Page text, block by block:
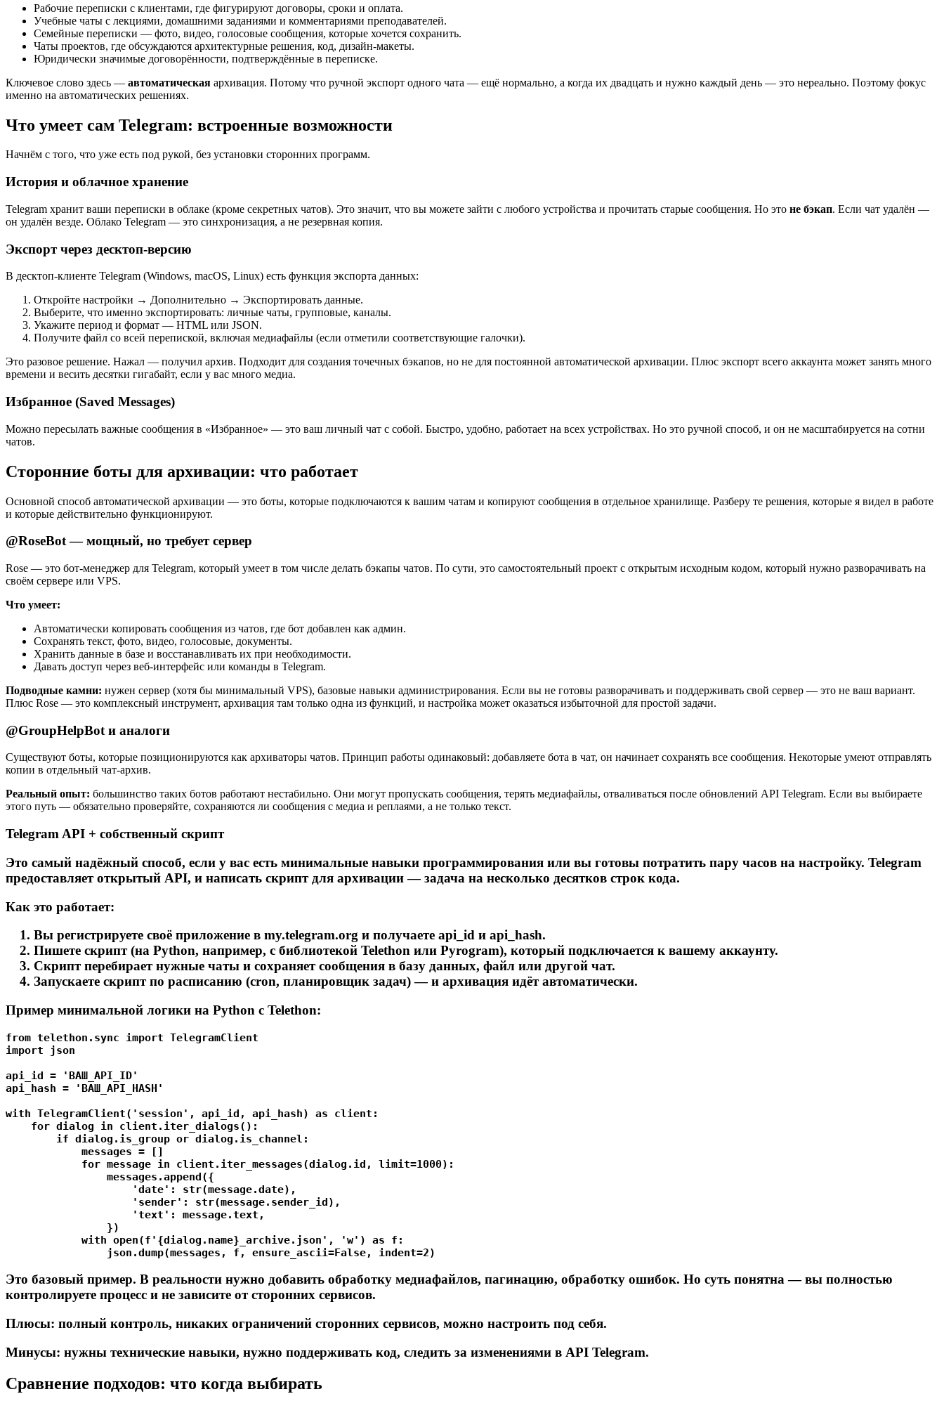
Рабочие переписки с клиентами, где фигурируют договоры, сроки и оплата.
Учебные чаты с лекциями, домашними заданиями и комментариями преподавателей.
Семейные переписки — фото, видео, голосовые сообщения, которые хочется сохранить.
Чаты проектов, где обсуждаются архитектурные решения, код, дизайн-макеты.
Юридически значимые договорённости, подтверждённые в переписке.
Ключевое слово здесь — автоматическая архивация. Потому что ручной экспорт одного чата — ещё нормально, а когда их двадцать и нужно каждый день — это нереально. Поэтому фокус
именно на автоматических решениях.
Что умеет сам Telegram: встроенные возможности
Начнём с того, что уже есть под рукой, без установки сторонних программ.
История и облачное хранение
Telegram хранит ваши переписки в облаке (кроме секретных чатов). Это значит, что вы можете зайти с любого устройства и прочитать старые сообщения. Но это не бэкап. Если чат удалён —
он удалён везде. Облако Telegram — это синхронизация, а не резервная копия.
Экспорт через десктоп-версию
В десктоп-клиенте Telegram (Windows, macOS, Linux) есть функция экспорта данных:
Откройте настройки → Дополнительно → Экспортировать данные.
Выберите, что именно экспортировать: личные чаты, групповые, каналы.
Укажите период и формат — HTML или JSON.
Получите файл со всей перепиской, включая медиафайлы (если отметили соответствующие галочки).
Это разовое решение. Нажал — получил архив. Подходит для создания точечных бэкапов, но не для постоянной автоматической архивации. Плюс экспорт всего аккаунта может занять много
времени и весить десятки гигабайт, если у вас много медиа.
Избранное (Saved Messages)
Можно пересылать важные сообщения в «Избранное» — это ваш личный чат с собой. Быстро, удобно, работает на всех устройствах. Но это ручной способ, и он не масштабируется на сотни
чатов.
Сторонние боты для архивации: что работает
Основной способ автоматической архивации — это боты, которые подключаются к вашим чатам и копируют сообщения в отдельное хранилище. Разберу те решения, которые я видел в работе
и которые действительно функционируют.
@RoseBot — мощный, но требует сервер
Rose — это бот-менеджер для Telegram, который умеет в том числе делать бэкапы чатов. По сути, это самостоятельный проект с открытым исходным кодом, который нужно разворачивать на
своём сервере или VPS.
Что умеет:
Автоматически копировать сообщения из чатов, где бот добавлен как админ.
Сохранять текст, фото, видео, голосовые, документы.
Хранить данные в базе и восстанавливать их при необходимости.
Давать доступ через веб-интерфейс или команды в Telegram.
Подводные камни: нужен сервер (хотя бы минимальный VPS), базовые навыки администрирования. Если вы не готовы разворачивать и поддерживать свой сервер — это не ваш вариант.
Плюс Rose — это комплексный инструмент, архивация там только одна из функций, и настройка может оказаться избыточной для простой задачи.
@GroupHelpBot и аналоги
Существуют боты, которые позиционируются как архиваторы чатов. Принцип работы одинаковый: добавляете бота в чат, он начинает сохранять все сообщения. Некоторые умеют отправлять
копии в отдельный чат-архив.
Реальный опыт: большинство таких ботов работают нестабильно. Они могут пропускать сообщения, терять медиафайлы, отваливаться после обновлений API Telegram. Если вы выбираете
этого путь — обязательно проверяйте, сохраняются ли сообщения с медиа и реплаями, а не только текст.
Telegram API + собственный скрипт
Это самый надёжный способ, если у вас есть минимальные навыки программирования или вы готовы потратить пару часов на настройку. Telegram
предоставляет открытый API, и написать скрипт для архивации — задача на несколько десятков строк кода.
Как это работает:
Вы регистрируете своё приложение в my.telegram.org и получаете api_id и api_hash.
Пишете скрипт (на Python, например, с библиотекой Telethon или Pyrogram), который подключается к вашему аккаунту.
Скрипт перебирает нужные чаты и сохраняет сообщения в базу данных, файл или другой чат.
Запускаете скрипт по расписанию (cron, планировщик задач) — и архивация идёт автоматически.
Пример минимальной логики на Python с Telethon:
from telethon.sync import TelegramClient
import json
api_id = 'ВАШ_API_ID'
api_hash = 'ВАШ_API_HASH'
with TelegramClient('session', api_id, api_hash) as client:
    for dialog in client.iter_dialogs():
        if dialog.is_group or dialog.is_channel:
            messages = []
            for message in client.iter_messages(dialog.id, limit=1000):
                messages.append({
                    'date': str(message.date),
                    'sender': str(message.sender_id),
                    'text': message.text,
                })
            with open(f'{dialog.name}_archive.json', 'w') as f:
Это базовый пример. В реальности нужно добавить обработку медиафайлов, пагинацию, обработку ошибок. Но суть понятна — вы полностью
контролируете процесс и не зависите от сторонних сервисов.
Плюсы: полный контроль, никаких ограничений сторонних сервисов, можно настроить под себя.
Минусы: нужны технические навыки, нужно поддерживать код, следить за изменениями в API Telegram.
Сравнение подходов: что когда выбирать